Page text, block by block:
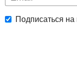
Подписаться